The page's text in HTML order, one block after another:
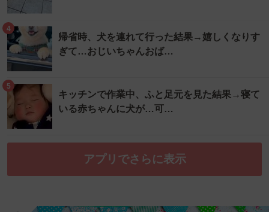
4
帰省時、犬を連れて行った結果→嬉しくなりす
ぎて…おじいちゃんおば…
5
キッチンで作業中、ふと足元を見た結果→寝て
いる赤ちゃんに犬が…可…
アプリでさらに表示